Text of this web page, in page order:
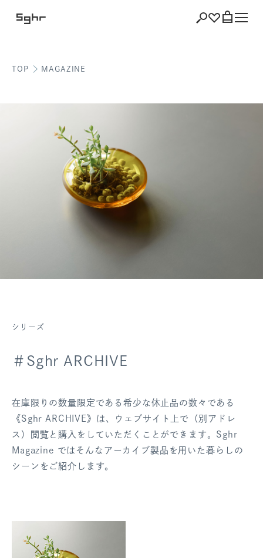
注文履歴
会員登録情報
お気に入り
ログアウト
TOP MAGAZINE
シリーズ
＃Sghr ARCHIVE
在庫限りの数量限定である希少な休止品の数々である
《Sghr ARCHIVE》は、ウェブサイト上で（別アドレ
ス）閲覧と購入をしていただくことができます。Sghr
Magazine ではそんなアーカイブ製品を用いた暮らしの
シーンをご紹介します。